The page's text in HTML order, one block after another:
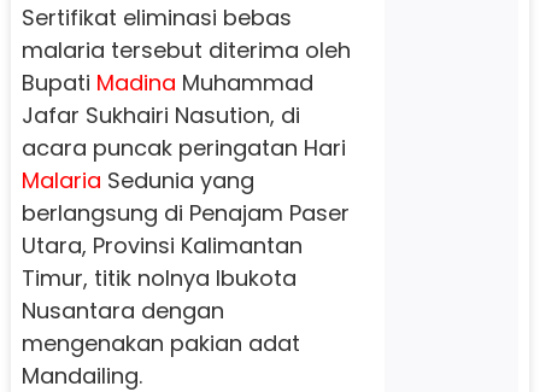
Sertifikat eliminasi bebas
malaria tersebut diterima oleh
Bupati Madina Muhammad
Jafar Sukhairi Nasution, di
acara puncak peringatan Hari
Malaria Sedunia yang
berlangsung di Penajam Paser
Utara, Provinsi Kalimantan
Timur, titik nolnya Ibukota
Nusantara dengan
mengenakan pakian adat
Mandailing.